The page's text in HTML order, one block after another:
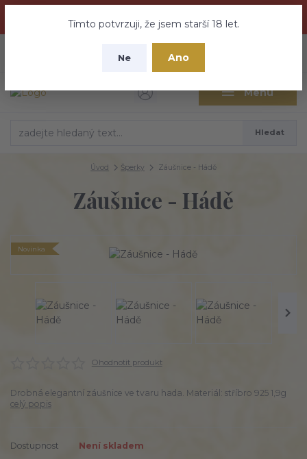
nebuďte vyděšeni zde najdete vše a ještě mnohem víc
Tímto potvrzuji, že jsem starší 18 let.
Ne Ano
Menu
CZK
Hledat
Úvod Šperky Záušnice - Hádě
Záušnice - Hádě
Novinka
Ohodnotit produkt
Drobná elegantní záušnice ve tvaru hada. Materiál: stříbro 925 1,9g
celý popis
Dostupnost
Není skladem